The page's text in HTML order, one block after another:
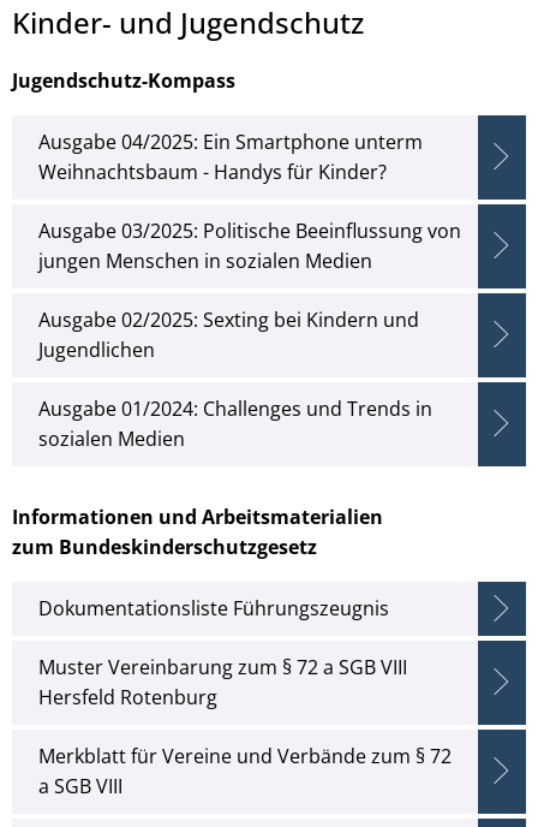
Kinder- und Jugendschutz
Jugendschutz-Kompass
Ausgabe 04/2025: Ein Smartphone unterm
Weihnachtsbaum - Handys für Kinder?
Ausgabe 03/2025: Politische Beeinflussung von
jungen Menschen in sozialen Medien
Ausgabe 02/2025: Sexting bei Kindern und
Jugendlichen
Ausgabe 01/2024: Challenges und Trends in
sozialen Medien
Informationen und Arbeitsmaterialien
zum Bundeskinderschutzgesetz
Dokumentationsliste Führungszeugnis
Muster Vereinbarung zum § 72 a SGB VIII
Hersfeld Rotenburg
Merkblatt für Vereine und Verbände zum § 72
a SGB VIII